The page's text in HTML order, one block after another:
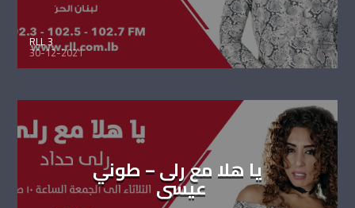
RLL 3
30-12-2021
يا هلا مع رلى – طوني
عيسى